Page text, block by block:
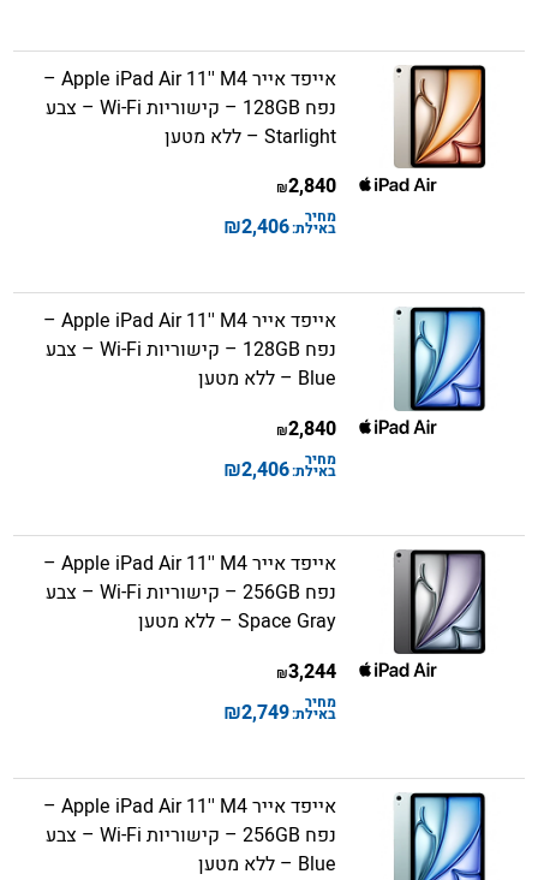
אייפד אייר Apple iPad Air 11'' M4 –
נפח 128GB – קישוריות Wi-Fi – צבע
Starlight – ללא מטען
2,840
₪
מחיר
באילת:2,406
₪
אייפד אייר Apple iPad Air 11'' M4 –
נפח 128GB – קישוריות Wi-Fi – צבע
Blue – ללא מטען
2,840
₪
מחיר
באילת:2,406
₪
אייפד אייר Apple iPad Air 11'' M4 –
נפח 256GB – קישוריות Wi-Fi – צבע
Space Gray – ללא מטען
3,244
₪
מחיר
באילת:2,749
₪
אייפד אייר Apple iPad Air 11'' M4 –
נפח 256GB – קישוריות Wi-Fi – צבע
Blue – ללא מטען